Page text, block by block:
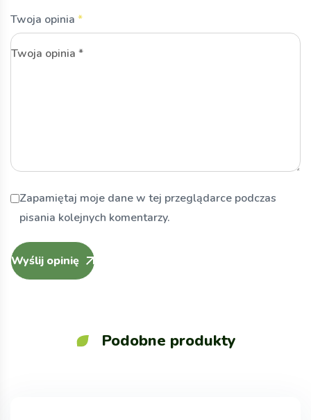
Twoja opinia *
Zapamiętaj moje dane w tej przeglądarce podczas
pisania kolejnych komentarzy.
Wyślij opinię
Podobne produkty